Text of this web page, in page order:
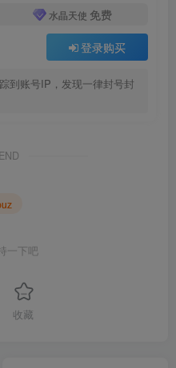
水晶天使 免费
登录购买
到账号IP，发现一律封号封
一下吧
收藏